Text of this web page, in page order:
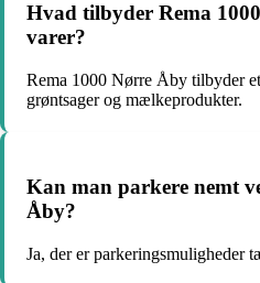
Hvad tilbyder Rema
varer?
Rema 1000 Nørre Åby tilbyder
grøntsager og mælkeprodukter.
Kan man parkere nemt
Åby?
Ja, der er parkeringsmuligheder